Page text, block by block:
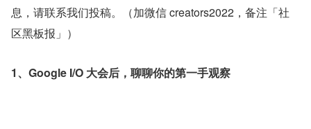
息，请联系我们投稿。（加微信 creators2022，备注「社
区黑板报」）
1、Google I/O 大会后，聊聊你的第一手观察